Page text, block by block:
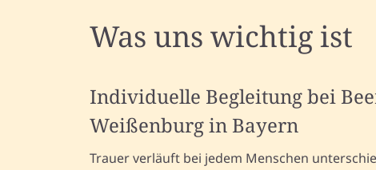
Was uns wichtig ist
Individuelle Begleitung bei
Weißenburg in Bayern
Trauer verläuft bei jedem Menschen